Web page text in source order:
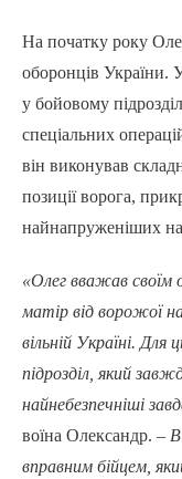
На початку року
оборонців України.
у бойовому
спеціальних
він виконував
позиції ворога,
найнапруженіших
«Олег вважав своїм
матір від ворожої
вільній Україні.
підрозділ, який
найнебезпечніші
воїна Олександр. –
вправним бійцем,